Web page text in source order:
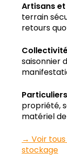
Artisans et
terrain
retours
saisonnier
propriété,
matériel de
→ Voir tous
stockage